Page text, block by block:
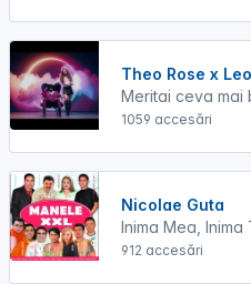
Theo Rose x
Meritai ceva mai
1059 accesări
Nicolae Guta
Inima Mea,
912 accesări